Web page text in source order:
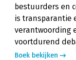
bestuurders en
is transparantie
verantwoording
voortdurend
Boek bekijken